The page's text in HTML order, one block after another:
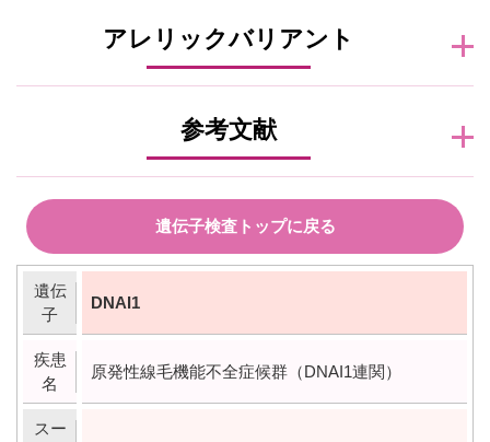
アレリックバリアント
参考文献
遺伝子検査トップに戻る
遺伝
子
DNAI1
疾患
名
原発性線毛機能不全症候群（DNAI1連関）
スー